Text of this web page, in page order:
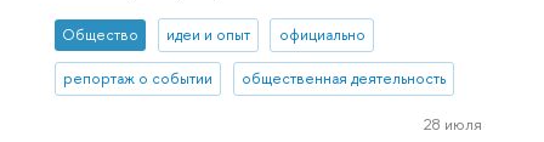
Общество идеи и опыт официально
репортаж о событии общественная деятельность
28 июля